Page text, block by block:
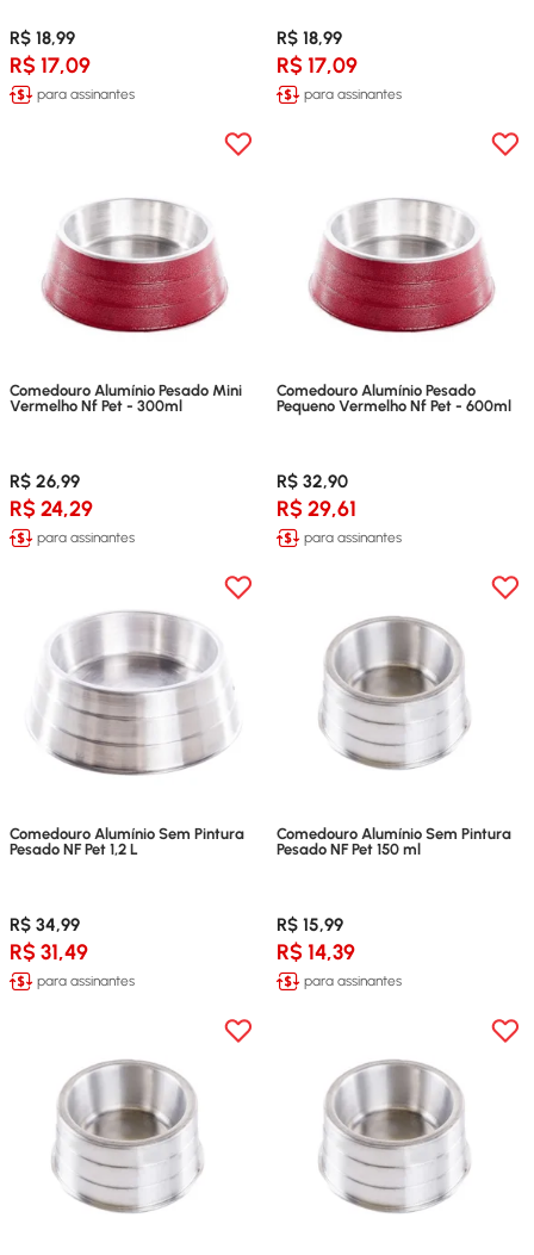
R$ 18,99
R$ 17,09
para assinantes
R$ 18,99
R$ 17,09
para assinantes
Comedouro Alumínio Pesado Mini
Vermelho Nf Pet - 300ml
R$ 26,99
R$ 24,29
para assinantes
Comedouro Alumínio Pesado
Pequeno Vermelho Nf Pet - 600ml
R$ 32,90
R$ 29,61
para assinantes
Comedouro Alumínio Sem Pintura
Pesado NF Pet 1,2 L
R$ 34,99
R$ 31,49
para assinantes
Comedouro Alumínio Sem Pintura
Pesado NF Pet 150 ml
R$ 15,99
R$ 14,39
para assinantes